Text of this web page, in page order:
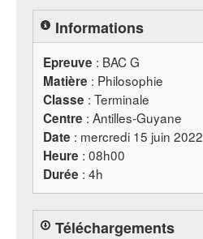
Informations
Epreuve : BACG
Matière : Philosophie
Classe : Terminale
Centre : Antilles-Guyane
Date : mercredi 15 juin 2022
Heure : 08h00
Durée : 4h
Téléchargements